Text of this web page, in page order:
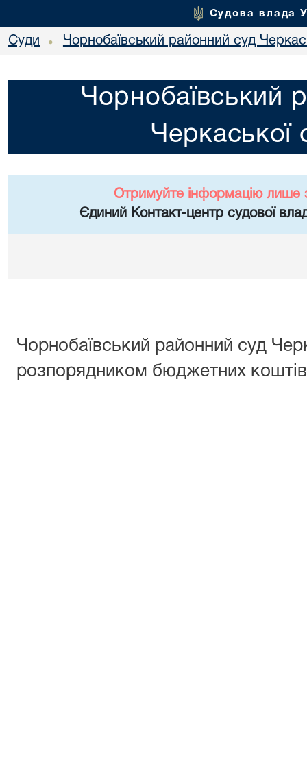
Судова влада
Суди • Чорнобаївський районний суд
Чорнобаївський
Черкаської
Отримуйте інформацію лише
Єдиний Контакт-центр судової
Чорнобаївський районний суд
розпорядником бюджетних